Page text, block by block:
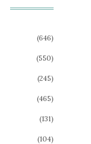
(646)
(550)
(245)
(465)
(131)
(104)